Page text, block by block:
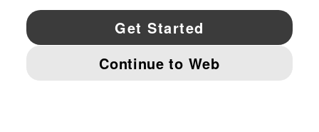
YouTube Twitter Pinterest
IMPRINT AND LEGAL DATA